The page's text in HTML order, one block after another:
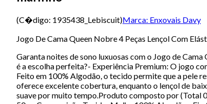
(C�digo: 1935438_Lebiscuit)Marca: Enxovais Davy
Jogo De Cama Queen Nobre 4 Peças Lençol Com
Garanta noites de sono luxuosas com o Jogo de
é a escolha perfeita?- Experiência Premium: O jogo
Feito em 100% Algodão, o tecido permite que a pele
oferece excelente cobertura, enquanto o lençol de
suave por muito tempo.Produto composto por (Total